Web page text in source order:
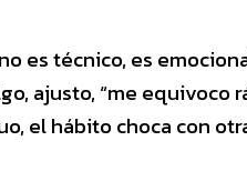
es técnico, es
ajusto, “me equivoco
el hábito choca con